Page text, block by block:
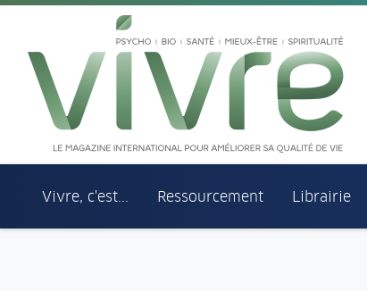
Aller au menu principal
Aller au contenu principal
Vivre, c'est... Ressourcement Librairie